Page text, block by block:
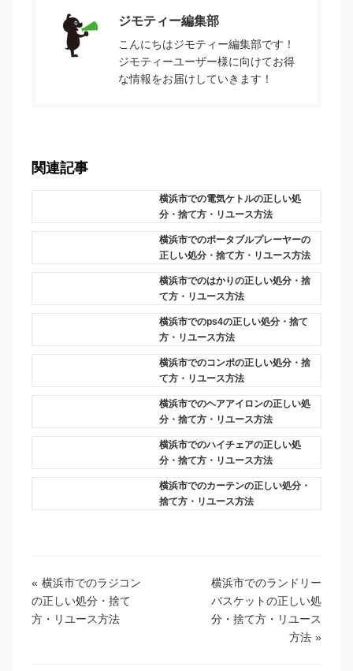
ジモティー編集部
こんにちはジモティー編集部です！
ジモティーユーザー様に向けてお得
な情報をお届けしていきます！
関連記事
横浜市での電気ケトルの正しい処
分・捨て方・リユース方法
横浜市でのポータブルプレーヤーの
正しい処分・捨て方・リユース方法
横浜市でのはかりの正しい処分・捨
て方・リユース方法
横浜市でのps4の正しい処分・捨て
方・リユース方法
横浜市でのコンポの正しい処分・捨
て方・リユース方法
横浜市でのヘアアイロンの正しい処
分・捨て方・リユース方法
横浜市でのハイチェアの正しい処
分・捨て方・リユース方法
横浜市でのカーテンの正しい処分・
捨て方・リユース方法
« 横浜市でのラジコン
の正しい処分・捨て
方・リユース方法
横浜市でのランドリー
バスケットの正しい処
分・捨て方・リユース
方法 »